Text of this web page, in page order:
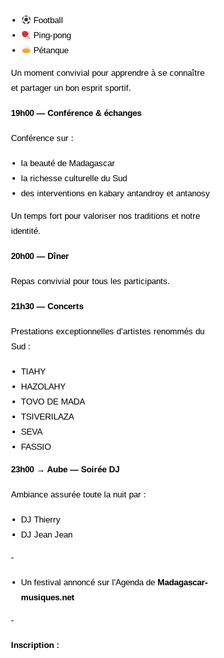
Football
Ping-pong
Pétanque
Un moment convivial pour apprendre à se connaître
et partager un bon esprit sportif.
19h00 — Conférence & échanges
Conférence sur :
la beauté de Madagascar
la richesse culturelle du Sud
des interventions en kabary antandroy et antanosy
Un temps fort pour valoriser nos traditions et notre
identité.
20h00 — Dîner
Repas convivial pour tous les participants.
21h30 — Concerts
Prestations exceptionnelles d’artistes renommés du
Sud :
TIAHY
HAZOLAHY
TOVO DE MADA
TSIVERILAZA
SEVA
FASSIO
23h00 → Aube — Soirée DJ
Ambiance assurée toute la nuit par :
DJ Thierry
DJ Jean Jean
-
Un festival annoncé sur l'Agenda de Madagascar-
musiques.net
-
Inscription :